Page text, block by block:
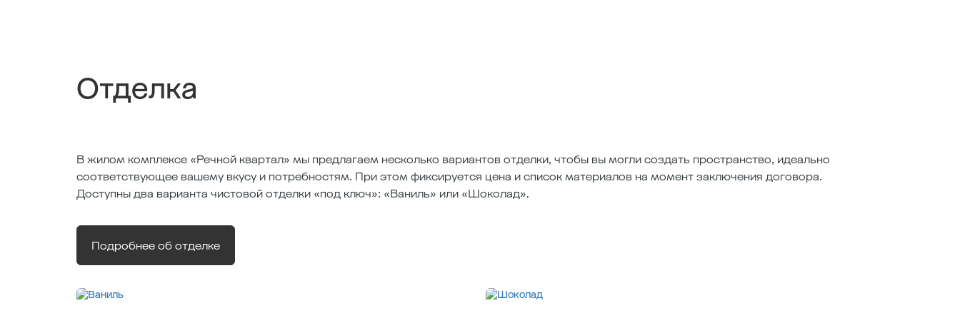
Отделка
В жилом комплексе «Речной квартал» мы предлагаем несколько вариантов отделки, чтобы вы могли создать пространство, идеально
соответствующее вашему вкусу и потребностям. При этом фиксируется цена и список материалов на момент заключения договора.
Доступны два варианта чистовой отделки «под ключ»: «Ваниль» или «Шоколад».
Подробнее об отделке